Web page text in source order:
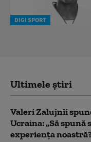
DIGI SPORT
Ultimele știri
Valeri Zalujnîi
Ucraina: „Să spună
experiența